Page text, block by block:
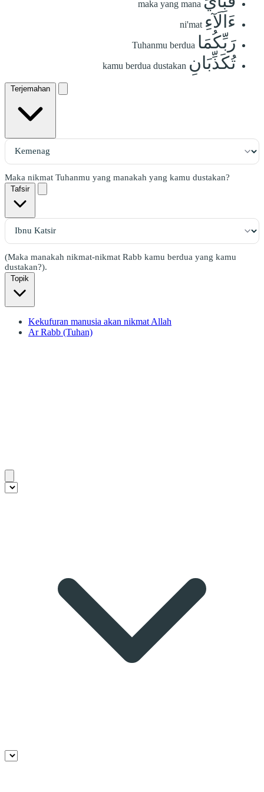
maka yang mana
ءَالَآءِ ni'mat
رَبِّكُمَا Tuhanmu berdua
تُكَذِّبَانِ kamu berdua dustakan
Terjemahan
Maka nikmat Tuhanmu yang manakah yang kamu dustakan?
Tafsir
(Maka manakah nikmat-nikmat Rabb kamu berdua yang kamu
dustakan?).
Topik
Kekufuran manusia akan nikmat Allah
Ar Rabb (Tuhan)